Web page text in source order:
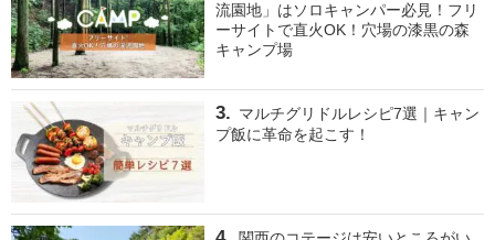
流園地」はソロキャンパー必見！フリ
ーサイトで直火OK！穴場の漆黒の森
キャンプ場
マルチグリドルレシピ7選｜キャン
プ飯に革命を起こす！